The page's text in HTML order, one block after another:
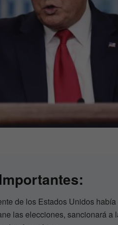
de los Estados Unidos
las elecciones, sancionará a